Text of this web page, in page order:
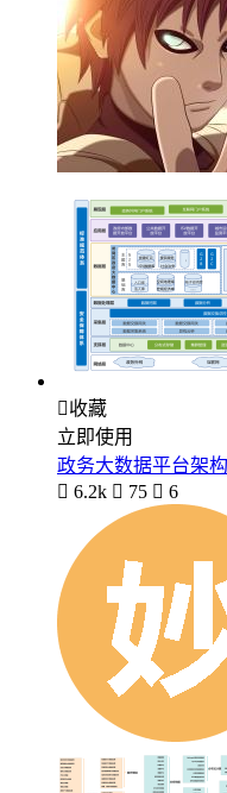
收藏
立即使用
政务大数据平台架构
 6.2k  75  6